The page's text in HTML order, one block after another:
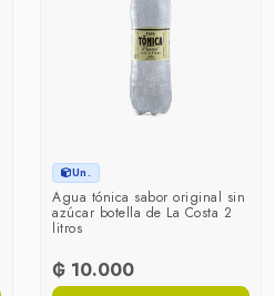
Un.
Agua tónica sabor original sin
azúcar botella de La Costa 2
litros
₲ 10.000